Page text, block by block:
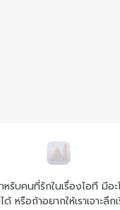
รับคนที่รักในเรื่องไอที มีอ
หรือถ้าอยากให้เราเจาะลึ